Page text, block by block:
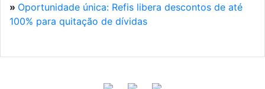
» Oportunidade única: Refis libera descontos de até
100% para quitação de dívidas